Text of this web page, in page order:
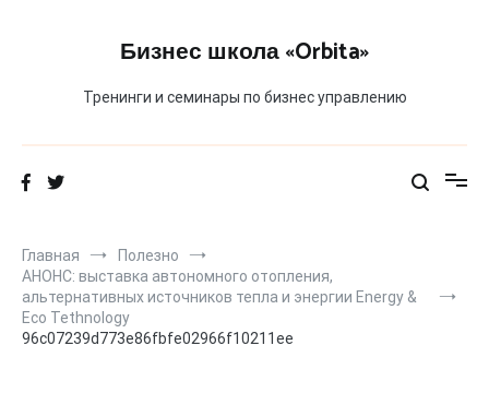
Бизнес школа «Orbita»
Тренинги и семинары по бизнес управлению
Главная
Полезно
АНОНС: выставка автономного отопления,
альтернативных источников тепла и энергии Energy &
Eco Tethnology
96c07239d773e86fbfe02966f10211ee